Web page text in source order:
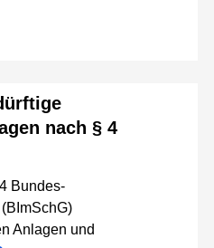
nach § 4
Bundes-
Anlagen und